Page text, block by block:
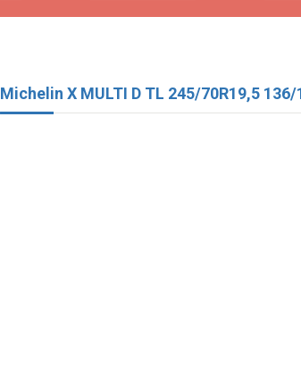
Michelin X MULTI D TL 245/70R19,5 136/